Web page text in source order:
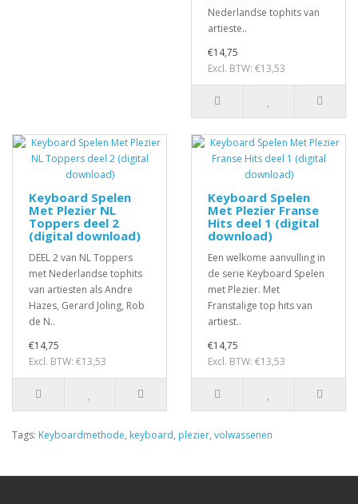
Nederlandse tophits van
artieste..
€14,75
Excl. BTW: €13,53
Keyboard Spelen
Met Plezier NL
Toppers deel 2
(digital download)
DEEL 2 van NL Toppers
met Nederlandse tophits
van artiesten als Andre
Hazes, Gerard Joling, Rob
de N..
€14,75
Excl. BTW: €13,53
Keyboard Spelen
Met Plezier Franse
Hits deel 1 (digital
download)
Een welkome aanvulling in
de serie Keyboard Spelen
met Plezier. Met
Franstalige top hits van
artiest..
€14,75
Excl. BTW: €13,53
Tags: Keyboardmethode, keyboard, plezier, volwassenen